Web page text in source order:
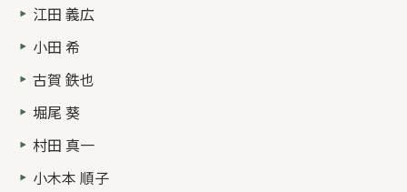
江田 義広
小田 希
古賀 鉄也
堀尾 葵
村田 真一
小木本 順子